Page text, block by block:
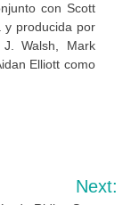
con Scott
y producida por
Walsh, Mark
Elliott como
Next: